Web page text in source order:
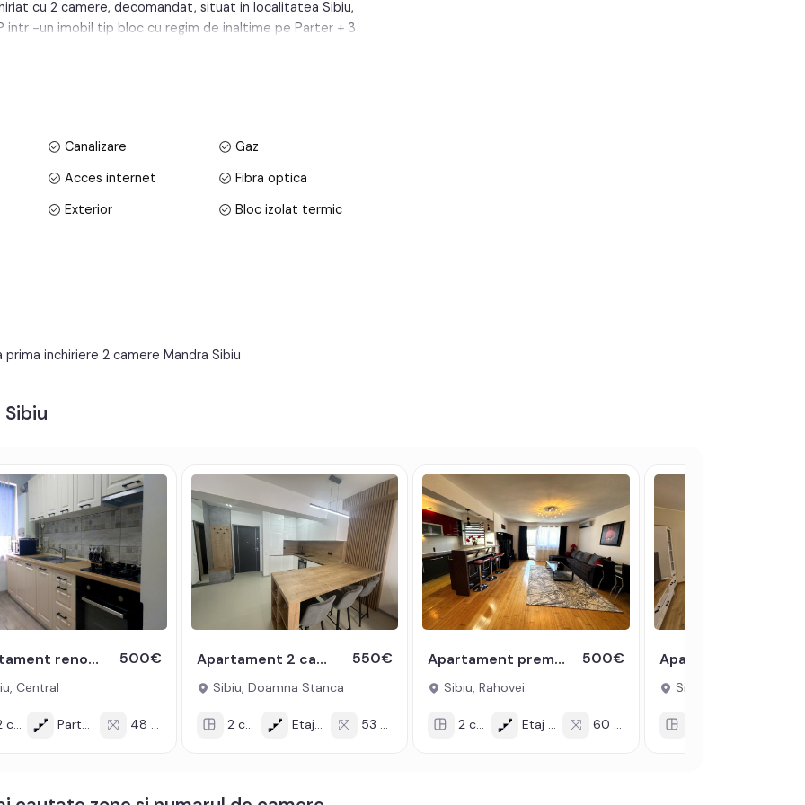
cu 2 camere, decomandat, situat in localitatea Sibiu,
intr -un imobil tip bloc cu regim de inaltime pe Parter + 3
utila de 50 mp + balcon deschis de 6 mp.
electric, contorizare separata;
pe gaz, cuptor, hota, masina de spalat rufe, masina de
in pardoseala.
chiria + o luna garantie.
oferta / id: P26741
Canalizare
Gaz
Acces internet
Fibra optica
Exterior Bloc izolat termic
Acoperis
inchiriere 2 camere Mandra Sibiu
Apartament renovat recent 2 camere parter balcon zona Dioda Sibiu 500€
Central
Parter/4 48 mp
Apartament 2 camere de lux - balcon 12 mp - Evolution - Doamna Stanca 550€
Sibiu, Doamna Stanca
2 cam Etaj 1/9 53 mp
Apartament premium cu 2 camere 60 mpu balcon loc parcare Rahovei Sibiu 500€
Sibiu, Rahovei
2 cam Etaj 8/11 60 mp
Sibiu, Turnisor